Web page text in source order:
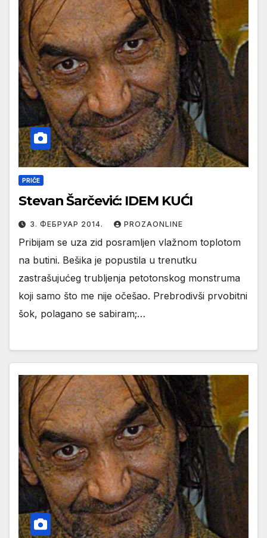
PRIČE
Stevan Šarčević: IDEM KUĆI
3. ФЕБРУАР 2014. PROZAONLINE
Pribijam se uza zid posramljen vlažnom toplotom
na butini. Bešika je popustila u trenutku
zastrašujućeg trubljenja petotonskog monstruma
koji samo što me nije očešao. Prebrodivši prvobitni
šok, polagano se sabiram;…